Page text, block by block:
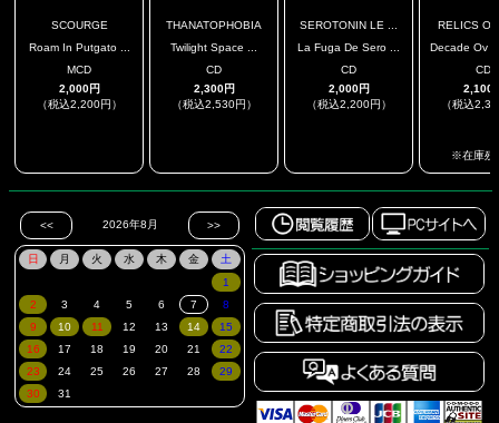
SCOURGE
Roam In Putgato ...
MCD
2,000円
（税込2,200円）
THANATOPHOBIA
Twilight Space ...
CD
2,300円
（税込2,530円）
SEROTONIN LE ...
La Fuga De Sero ...
CD
2,000円
（税込2,200円）
RELICS
Decade Ov
CD
2,100
（税込
※在庫残